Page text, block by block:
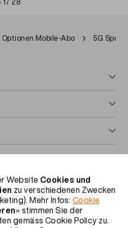
28
Optionen Mobile-Abo 5G Speed
Datenschutz Impressum
DE
Website Cookies und
zu verschiedenen Zwecken
Mehr Infos: Cookie
» stimmen Sie der
gemäss Cookie Policy zu.